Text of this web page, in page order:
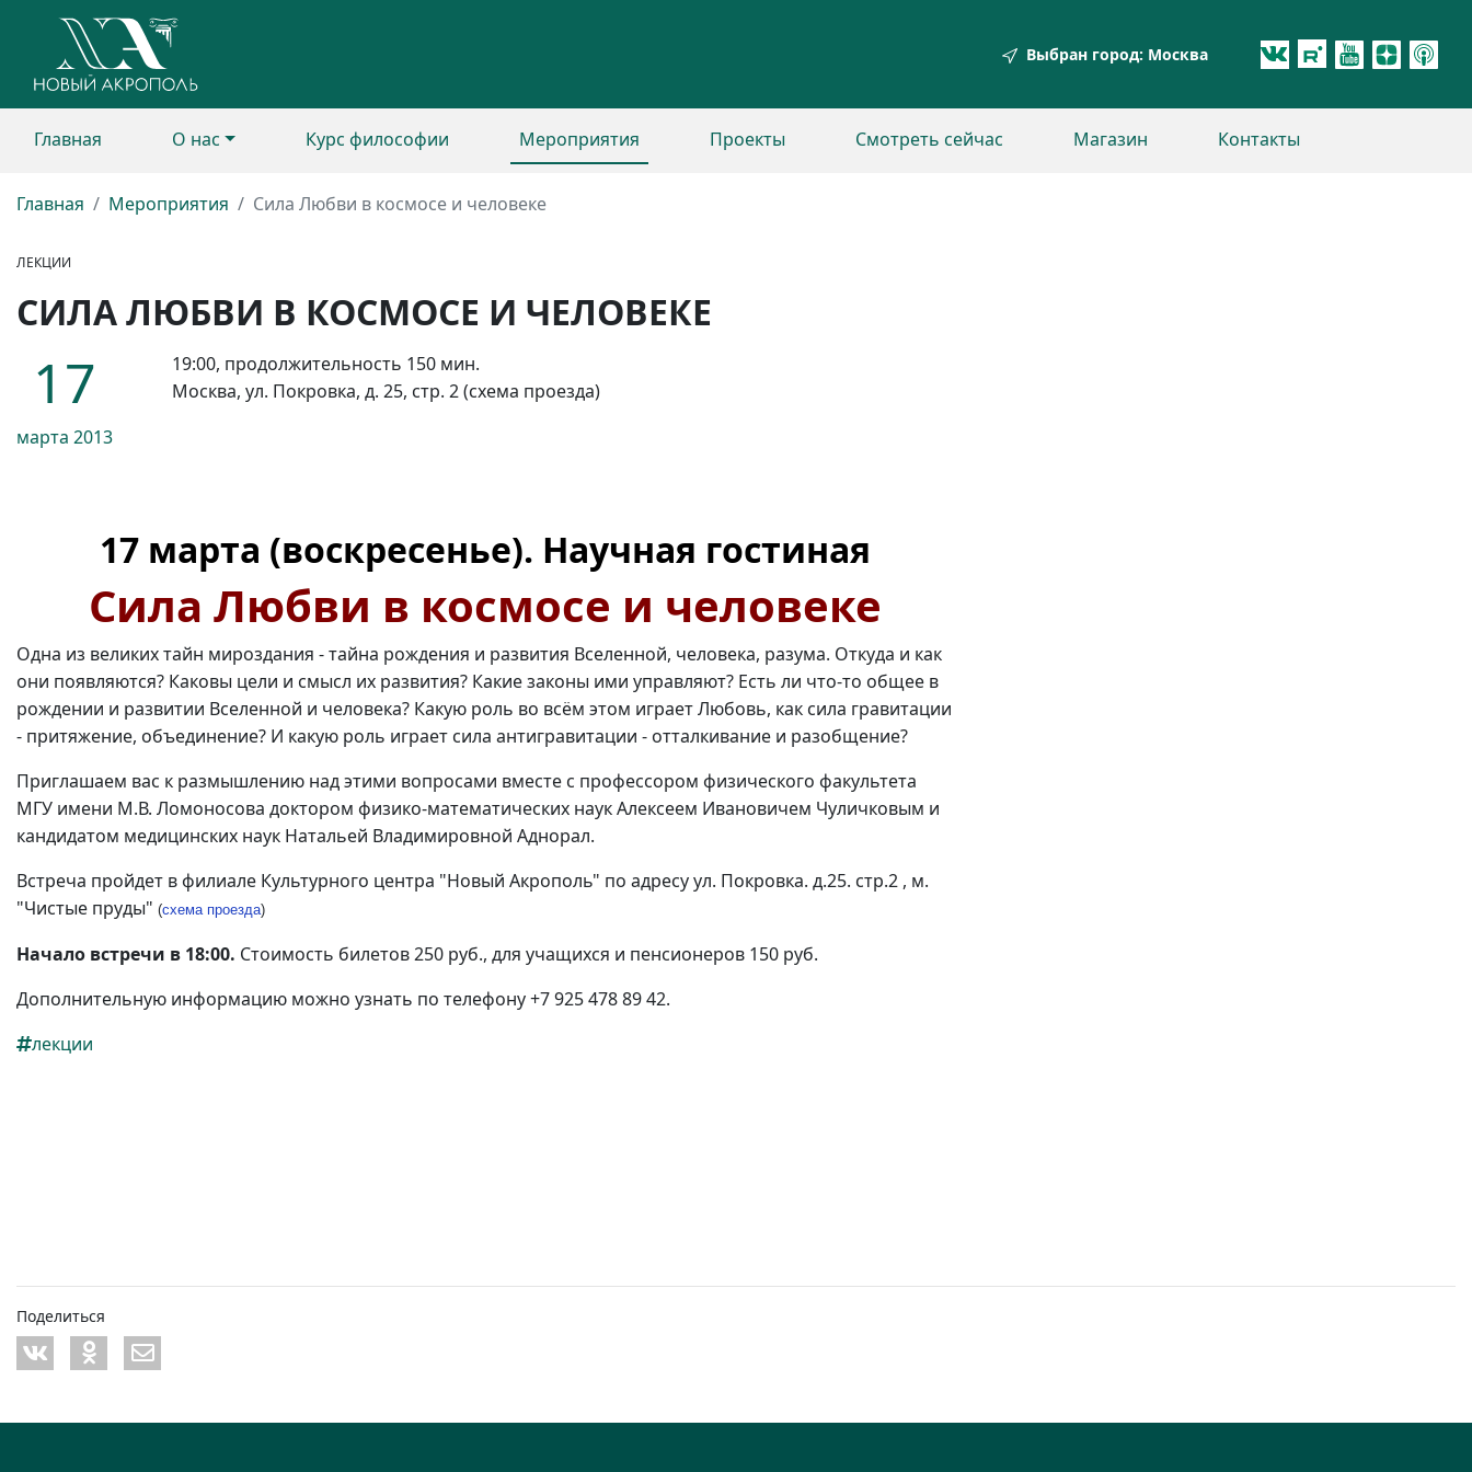
Выбран город: Москва
Главная О нас Курс философии Мероприятия Проекты Смотреть сейчас Магазин Контакты
Главная Мероприятия Сила Любви в космосе и человеке
ЛЕКЦИИ
СИЛА ЛЮБВИ В КОСМОСЕ И ЧЕЛОВЕКЕ
17
марта 2013
19:00, продолжительность 150 мин.
Москва, ул. Покровка, д. 25, стр. 2 (схема проезда)
17 марта (воскресенье). Научная гостиная
Сила Любви в космосе и человеке
Одна из великих тайн мироздания - тайна рождения и развития Вселенной, человека, разума. Откуда и как
они появляются? Каковы цели и смысл их развития? Какие законы ими управляют? Есть ли что-то общее в
рождении и развитии Вселенной и человека? Какую роль во всём этом играет Любовь, как сила гравитации
- притяжение, объединение? И какую роль играет сила антигравитации - отталкивание и разобщение?
Приглашаем вас к размышлению над этими вопросами вместе с профессором физического факультета
МГУ имени М.В. Ломоносова доктором физико-математических наук Алексеем Ивановичем Чуличковым и
кандидатом медицинских наук Натальей Владимировной Аднорал.
Встреча пройдет в филиале Культурного центра "Новый Акрополь" по адресу ул. Покровка. д.25. стр.2 , м.
"Чистые пруды" (схема проезда)
Начало встречи в 18:00. Стоимость билетов 250 руб., для учащихся и пенсионеров 150 руб.
Дополнительную информацию можно узнать по телефону +7 925 478 89 42.
лекции
Поделиться